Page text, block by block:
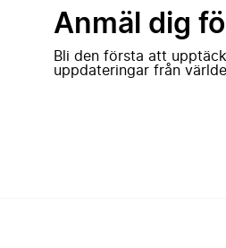
Anmäl dig
Bli den första att
uppdateringar från